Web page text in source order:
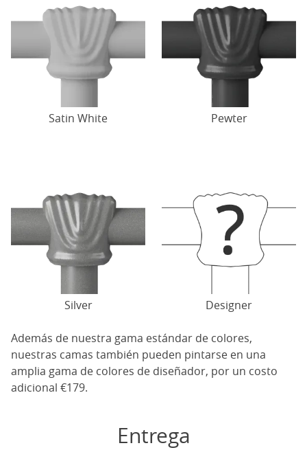
Satin White Pewter
Silver Designer
Además de nuestra gama estándar de colores,
nuestras camas también pueden pintarse en una
amplia gama de colores de diseñador, por un costo
adicional €179.
Entrega